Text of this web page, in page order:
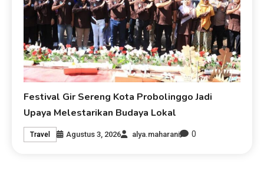
Festival Gir Sereng Kota Probolinggo Jadi
Upaya Melestarikan Budaya Lokal
Travel Agustus 3, 2026 alya.maharani 0